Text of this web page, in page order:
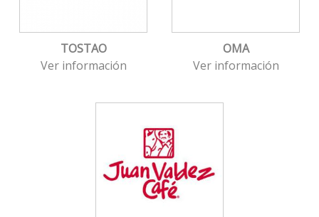
TOSTAO
Ver información
OMA
Ver información